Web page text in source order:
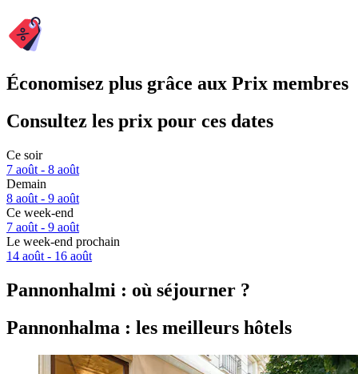
Économisez plus grâce aux Prix membres
Consultez les prix pour ces dates
Ce soir
7 août - 8 août
Demain
8 août - 9 août
Ce week-end
7 août - 9 août
Le week-end prochain
14 août - 16 août
Pannonhalmi : où séjourner ?
Pannonhalma : les meilleurs hôtels